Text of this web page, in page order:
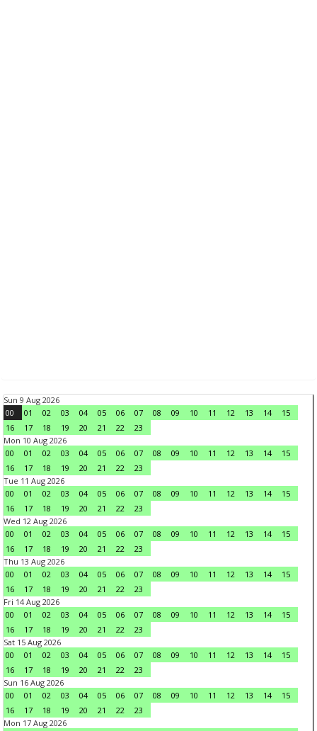
Sun 9 Aug 2026
00
01 02 03 04 05 06 07 08 09 10 11 12 13 14
15
16
17 18 19 20 21 22
23
Mon 10 Aug 2026
00
01 02 03 04 05 06 07 08 09 10 11 12 13 14
15
16
17 18 19 20 21 22
23
Tue 11 Aug 2026
00
01 02 03 04 05 06 07 08 09 10 11 12 13 14
15
16
17 18 19 20 21 22
23
Wed 12 Aug 2026
00
01 02 03 04 05 06 07 08 09 10 11 12 13 14
15
16
17 18 19 20 21 22
23
Thu 13 Aug 2026
00
01 02 03 04 05 06 07 08 09 10 11 12 13 14
15
16
17 18 19 20 21 22
23
Fri 14 Aug 2026
00
01 02 03 04 05 06 07 08 09 10 11 12 13 14
15
16
17 18 19 20 21 22
23
Sat 15 Aug 2026
00
01 02 03 04 05 06 07 08 09 10 11 12 13 14
15
16
17 18 19 20 21 22
23
Sun 16 Aug 2026
00
01 02 03 04 05 06 07 08 09 10 11 12 13 14
15
16
17 18 19 20 21 22
23
Mon 17 Aug 2026